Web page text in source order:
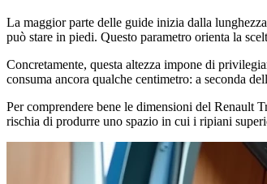
La maggior parte delle guide inizia dalla
può stare in piedi. Questo parametro orienta la
Concretamente, questa altezza impone di
consuma ancora qualche centimetro: a seconda
Per comprendere bene le dimensioni del Renault
rischia di produrre uno spazio in cui i ripiani